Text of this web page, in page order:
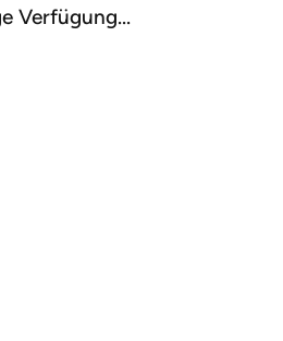
Verfügung...